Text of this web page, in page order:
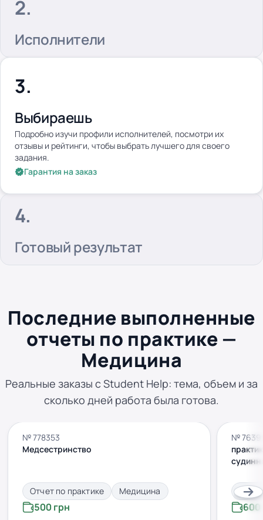
Исполнители
Выбираешь
Подробно изучи профили исполнителей, посмотри их
отзывы и рейтинги, чтобы выбрать лучшего для своего
задания.
Гарантия на заказ
Готовый результат
Последние выполненные
отчеты по практике —
Медицина
Реальные заказы с Student Help: тема, объем и за
сколько дней работа была готова.
№ 778353
Медсестринство
Отчет по практике Медицина
500 грн
№
600